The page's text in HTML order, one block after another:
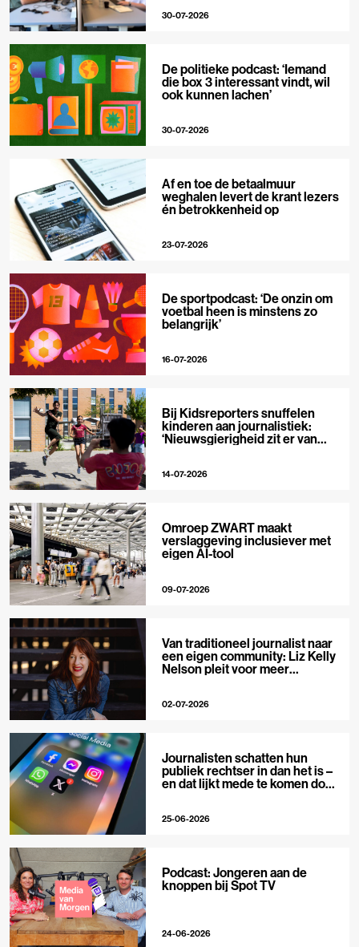
30-07-2026
De politieke podcast: ‘Iemand
die box 3 interessant vindt, wil
ook kunnen lachen’
30-07-2026
Af en toe de betaalmuur
weghalen levert de krant lezers
én betrokkenheid op
23-07-2026
De sportpodcast: ‘De onzin om
voetbal heen is minstens zo
belangrijk’
16-07-2026
Bij Kidsreporters snuffelen
kinderen aan journalistiek:
‘Nieuwsgierigheid zit er van
14-07-2026
Omroep ZWART maakt
verslaggeving inclusiever met
eigen AI-tool
09-07-2026
Van traditioneel journalist naar
een eigen community: Liz Kelly
Nelson pleit voor meer
02-07-2026
Journalisten schatten hun
publiek rechtser in dan het is –
en dat lijkt mede te komen door
25-06-2026
Podcast: Jongeren aan de
knoppen bij Spot TV
24-06-2026